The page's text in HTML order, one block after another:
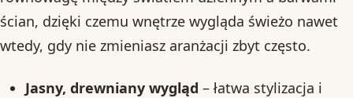
ścian, dzięki czemu wnętrze wygląda świeżo nawet
wtedy, gdy nie zmieniasz aranżacji zbyt często.
Jasny, drewniany wygląd – łatwa stylizacja i